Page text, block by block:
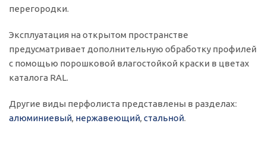
перегородки.
Эксплуатация на открытом пространстве
предусматривает дополнительную обработку профилей
с помощью порошковой влагостойкой краски в цветах
каталога RAL.
Другие виды перфолиста представлены в разделах:
алюминиевый, нержавеющий, стальной.